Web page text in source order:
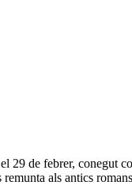
29 de febrer, conegut
remunta als antics